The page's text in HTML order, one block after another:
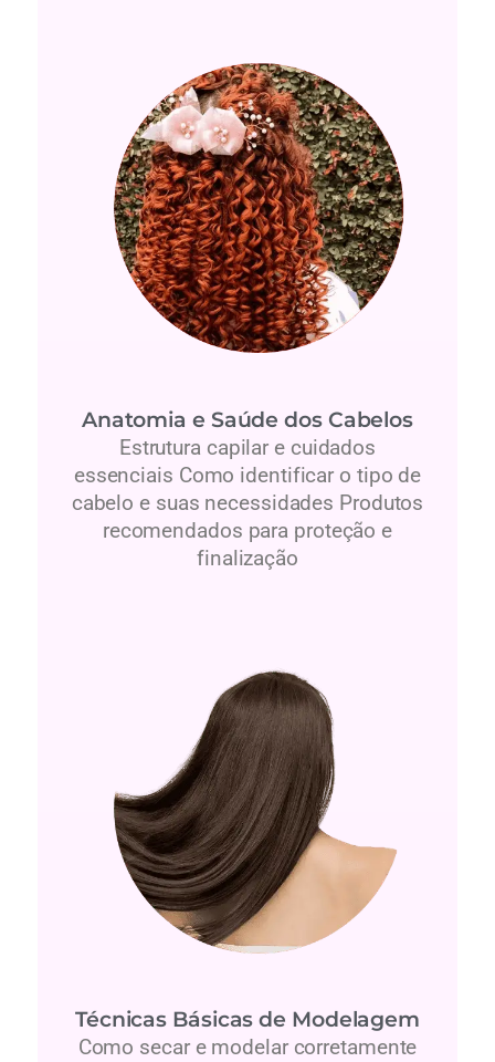
Anatomia e Saúde dos Cabelos
Estrutura capilar e cuidados
essenciais Como identificar o tipo de
cabelo e suas necessidades Produtos
recomendados para proteção e
finalização
Técnicas Básicas de Modelagem
Como secar e modelar corretamente